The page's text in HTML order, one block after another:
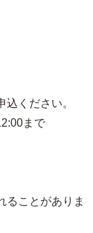
ください。
まで
ることがありま